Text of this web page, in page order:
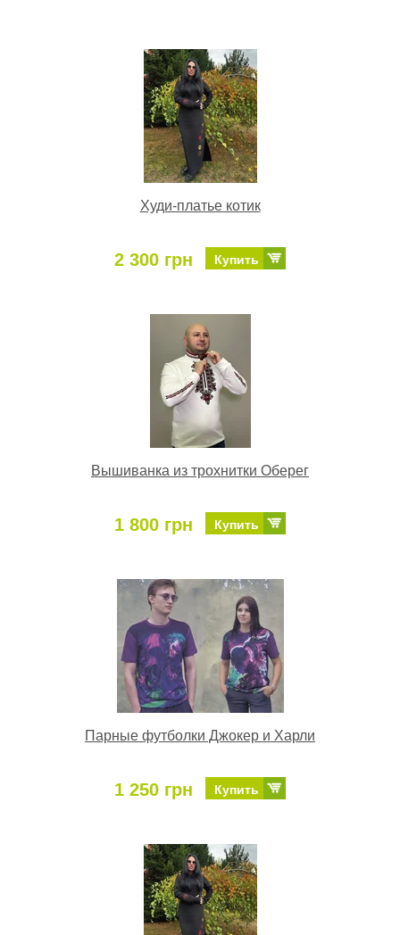
Худи-платье котик
2 300 грн Купить
Вышиванка из трохнитки Оберег
1 800 грн Купить
Парные футболки Джокер и Харли
1 250 грн Купить